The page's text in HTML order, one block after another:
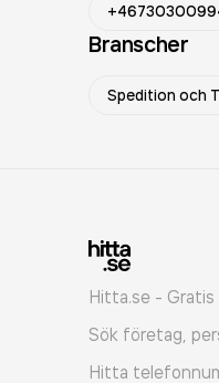
Branscher
Spedition och
Hitta.se - Gratis
Sök företag,
Hitta